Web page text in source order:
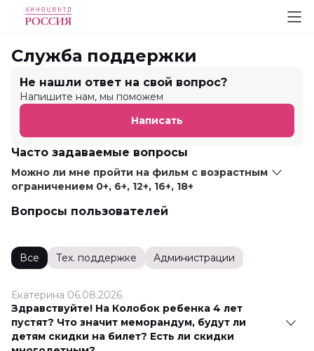
Служба поддержки
Не нашли ответ на свой вопрос?
Напишите нам, мы поможем
Написать
Часто задаваемые вопросы
Можно ли мне пройти на фильм с возрастным
ограничением 0+, 6+, 12+, 16+, 18+
Вопросы пользователей
Все Тех. поддержке Администрации
Екатерина 06.08.2026
Здравствуйте! На Колобок ребенка 4 лет
пустят? Что значит меморандум, будут ли
детям скидки на билет? Есть ли скидки